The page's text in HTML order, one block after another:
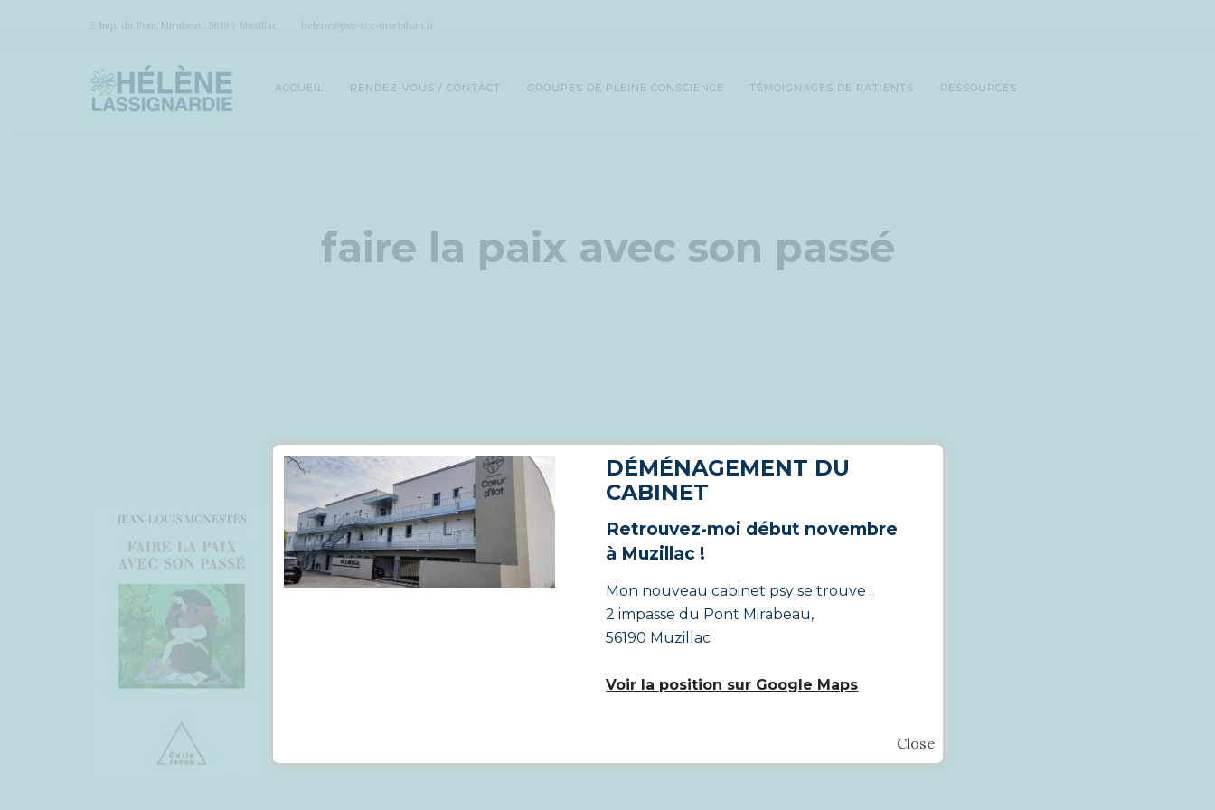
2 Imp. du Pont Mirabeau, 56190 Muzillac helene@psy-tcc-morbihan.fr
ACCUEIL RENDEZ-VOUS / CONTACT GROUPES DE PLEINE CONSCIENCE TÉMOIGNAGES DE PATIENTS RESSOURCES
faire la paix avec son passé
Close
DÉMÉNAGEMENT DU
CABINET
Retrouvez-moi début novembre
à Muzillac !
Mon nouveau cabinet psy se trouve :
2 impasse du Pont Mirabeau,
56190 Muzillac
Voir la position sur Google Maps